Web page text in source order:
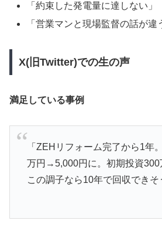
「約束した発電量に達しない」
「営業マンと現場監督の話が違
X(旧Twitter)での生の声
満足している事例
「ZEHリフォーム完了から1年
万円→5,000円に。初期投資300
この調子なら10年で回収できそ